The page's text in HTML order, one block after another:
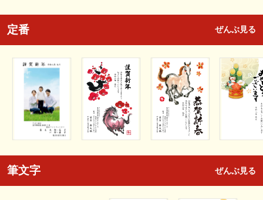
定番 ぜんぶ見る
筆文字 ぜんぶ見る